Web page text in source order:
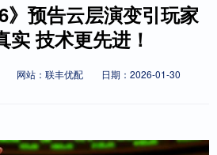
》预告云层演变引玩家
实 技术更先进！
网站：联丰优配
日期：2026-01-30